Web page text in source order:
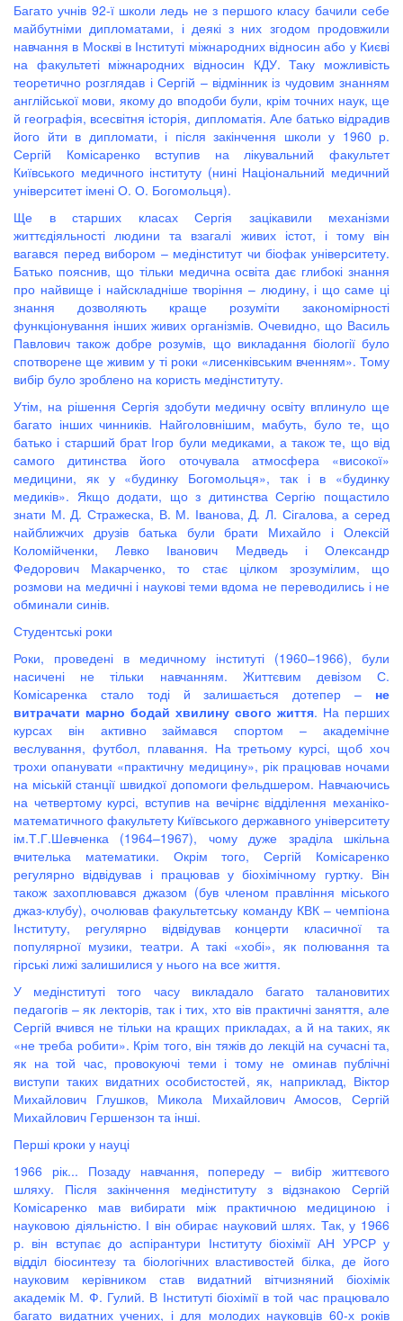
Багато учнів 92-ї школи ледь не з першого класу бачили себе
майбутніми дипломатами, і деякі з них згодом продовжили
навчання в Москві в Інституті міжнародних відносин або у Києві
на факультеті міжнародних відносин КДУ. Таку можливість
теоретично розглядав і Сергій – відмінник із чудовим знанням
англійської мови, якому до вподоби були, крім точних наук, ще
й географія, всесвітня історія, дипломатія. Але батько відрадив
його йти в дипломати, і після закінчення школи у 1960 р.
Сергій Комісаренко вступив на лікувальний факультет
Київського медичного інституту (нині Національний медичний
університет імені О. О. Богомольця).
Ще в старших класах Сергія зацікавили механізми
життєдіяльності людини та взагалі живих істот, і тому він
вагався перед вибором – медінститут чи біофак університету.
Батько пояснив, що тільки медична освіта дає глибокі знання
про найвище і найскладніше творіння – людину, і що саме ці
знання дозволяють краще розуміти закономірності
функціонування інших живих організмів. Очевидно, що Василь
Павлович також добре розумів, що викладання біології було
спотворене ще живим у ті роки «лисенківським вченням». Тому
вибір було зроблено на користь медінституту.
Утім, на рішення Сергія здобути медичну освіту вплинуло ще
багато інших чинників. Найголовнішим, мабуть, було те, що
батько і старший брат Ігор були медиками, а також те, що від
самого дитинства його оточувала атмосфера «високої»
медицини, як у «будинку Богомольця», так і в «будинку
медиків». Якщо додати, що з дитинства Сергію пощастило
знати М. Д. Стражеска, В. М. Іванова, Д. Л. Сігалова, а серед
найближчих друзів батька були брати Михайло і Олексій
Коломійченки, Левко Іванович Медведь і Олександр
Федорович Макарченко, то стає цілком зрозумілим, що
розмови на медичні і наукові теми вдома не переводились і не
обминали синів.
Студентські роки
Роки, проведені в медичному інституті (1960–1966), були
насичені не тільки навчанням. Життєвим девізом С.
Комісаренка стало тоді й залишається дотепер – не
витрачати марно бодай хвилину свого життя. На перших
курсах він активно займався спортом – академічне
веслування, футбол, плавання. На третьому курсі, щоб хоч
трохи опанувати «практичну медицину», рік працював ночами
на міській станції швидкої допомоги фельдшером. Навчаючись
на четвертому курсі, вступив на вечірнє відділення механіко-
математичного факультету Київського державного університету
ім.Т.Г.Шевченка (1964–1967), чому дуже зраділа шкільна
вчителька математики. Окрім того, Сергій Комісаренко
регулярно відвідував і працював у біохімічному гуртку. Він
також захоплювався джазом (був членом правління міського
джаз-клубу), очолював факультетську команду КВК – чемпіона
Інституту, регулярно відвідував концерти класичної та
популярної музики, театри. А такі «хобі», як полювання та
гірські лижі залишилися у нього на все життя.
У медінституті того часу викладало багато талановитих
педагогів – як лекторів, так і тих, хто вів практичні заняття, але
Сергій вчився не тільки на кращих прикладах, а й на таких, як
«не треба робити». Крім того, він тяжів до лекцій на сучасні та,
як на той час, провокуючі теми і тому не оминав публічні
виступи таких видатних особистостей, як, наприклад, Віктор
Михайлович Глушков, Микола Михайлович Амосов, Сергій
Михайлович Гершензон та інші.
Перші кроки у науці
1966 рік... Позаду навчання, попереду – вибір життєвого
шляху. Після закінчення медінституту з відзнакою Сергій
Комісаренко мав вибирати між практичною медициною і
науковою діяльністю. І він обирає науковий шлях. Так, у 1966
р. він вступає до аспірантури Інституту біохімії АН УРСР у
відділ біосинтезу та біологічних властивостей білка, де його
науковим керівником став видатний вітчизняний біохімік
академік М. Ф. Гулий. В Інституті біохімії в той час працювало
багато видатних учених, і для молодих науковців 60-х років